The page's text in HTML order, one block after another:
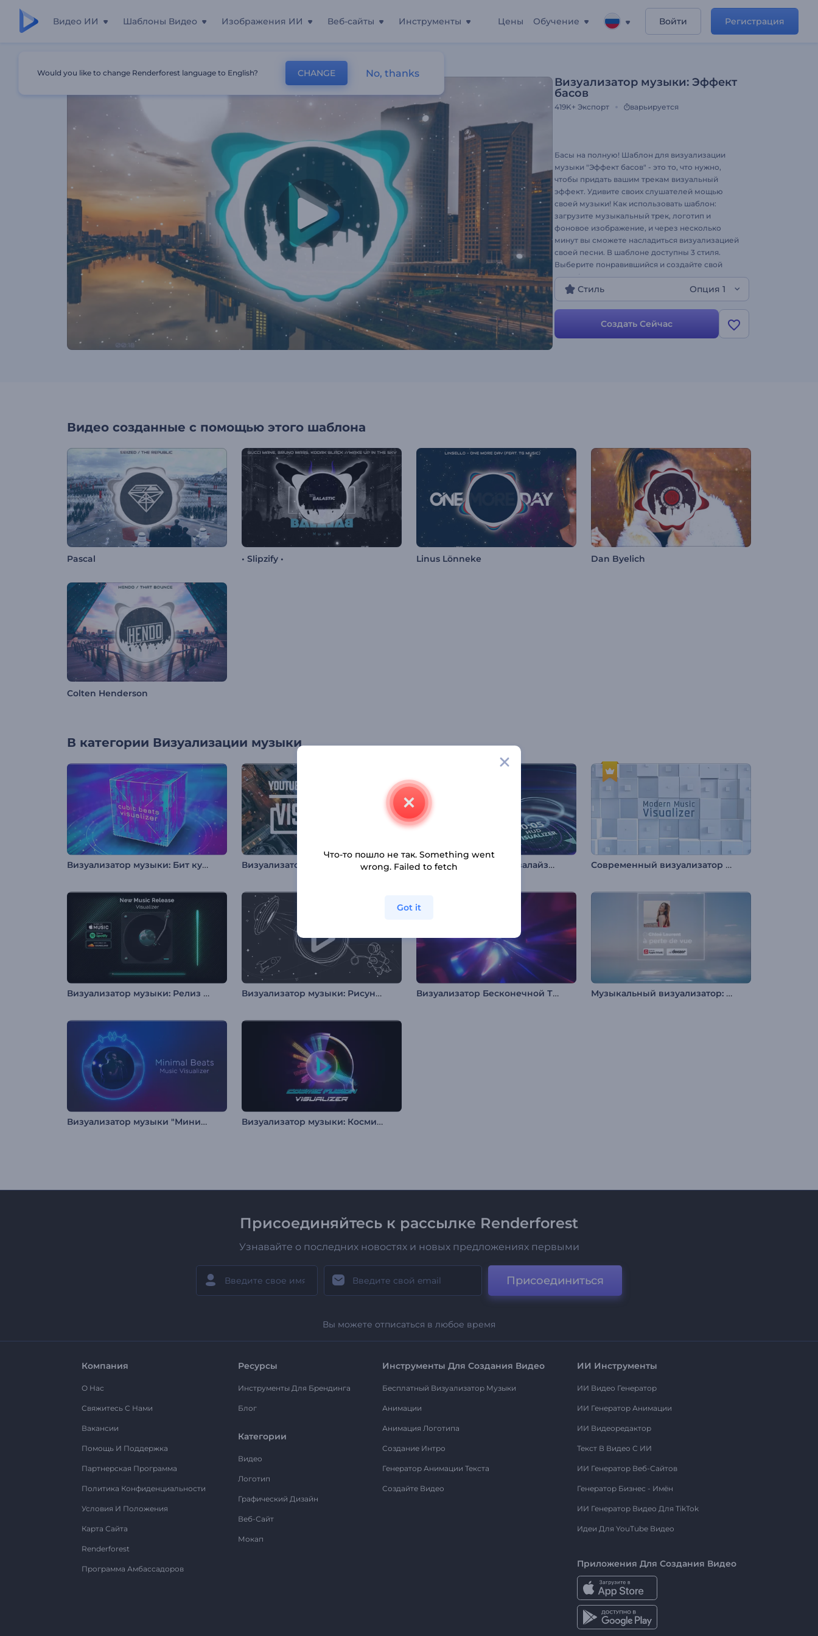
Видео ИИ Шаблоны Видео Изображения ИИ Веб-сайты Инструменты Цены Обучение Войти Регистрация
Визуализатор Музыки: Эффект Басов
Визуализатор музыки: Эффект
басов
419K+ Экспорт варьируется
Басы на полную! Шаблон для визуализации
музыки "Эффект басов" - это то, что нужно,
чтобы придать вашим трекам визуальный
эффект. Удивите своих слушателей мощью
своей музыки! Как использовать шаблон:
загрузите музыкальный трек, логотип и
фоновое изображение, и через несколько
минут вы сможете насладиться визуализацией
своей песни. В шаблоне доступны 3 стиля.
Выберите понравившийся и создайте свой
ролик!
Стиль Опция 1
Создать Сейчас
Видео созданные с помощью этого шаблона
Pascal • Slipzify • Linus Lönneke Dan Byelich
Colten Henderson
В категории Визуализации музыки
Визуализатор музыки: Бит куба Визуализатор музыки для YouTube-канала HUD-музыкальный эквалайзер Современный визуализатор музыки
Визуализатор музыки: Релиз музыки Визуализатор музыки: Рисунки космоса Визуализатор Бесконечной Туннельной Петли Музыкальный визуализатор: Водные просторы
Визуализатор музыки "Минимальные биты" Визуализатор музыки: Космический фьюжн
Присоединяйтесь к рассылке Renderforest
Узнавайте о последних новостях и новых предложениях первыми
Присоединиться
Вы можете отписаться в любое время
Компания
О Нас
Свяжитесь С Нами
Вакансии
Помощь И Поддержка
Партнерская Программа
Политика Конфиденциальности
Условия И Положения
Карта Сайта
Renderforest
Программа Амбассадоров
Ресурсы
Инструменты Для Брендинга
Блог
Категории
Видео
Логотип
Графический Дизайн
Веб-Сайт
Мокап
Инструменты Для Создания Видео
Бесплатный Визуализатор Музыки
Анимации
Анимация Логотипа
Создание Интро
Генератор Анимации Текста
Создайте Видео
ИИ Инструменты
ИИ Видео Генератор
ИИ Генератор Анимации
ИИ Видеоредактор
Текст В Видео С ИИ
ИИ Генератор Веб-Сайтов
Генератор Бизнес - Имён
ИИ Генератор Видео Для TikTok
Идеи Для YouTube Видео
Приложения Для Создания Видео
Would you like to change Renderforest language to English? CHANGE No, thanks
Что-то пошло не так. Something went
wrong. Failed to fetch
Got it